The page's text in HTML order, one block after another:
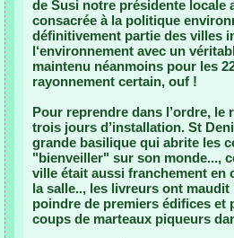
de Susi notre présidente locale
consacrée à la politique
définitivement partie des villes
l‘environnement avec un
maintenu néanmoins pour les
rayonnement certain, ouf !
Pour reprendre dans l’ordre, le
trois jours d’installation. St
grande basilique qui abrite les
"bienveiller" sur son monde...,
ville était aussi franchement en
la salle.., les livreurs ont
poindre de premiers édifices et
coups de marteaux piqueurs